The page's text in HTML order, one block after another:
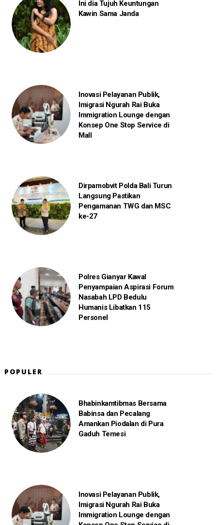
Ini dia Tujuh Keuntungan
Kawin Sama Janda
Inovasi Pelayanan Publik,
Imigrasi Ngurah Rai Buka
Immigration Lounge dengan
Konsep One Stop Service di
Mall
Dirpamobvit Polda Bali Turun
Langsung Pastikan
Pengamanan TWG dan MSC
ke-27
Polres Gianyar Kawal
Penyampaian Aspirasi Forum
Nasabah LPD Bedulu
Humanis Libatkan 115
Personel
POPULER
Bhabinkamtibmas Bersama
Babinsa dan Pecalang
Amankan Piodalan di Pura
Gaduh Temesi
Inovasi Pelayanan Publik,
Imigrasi Ngurah Rai Buka
Immigration Lounge dengan